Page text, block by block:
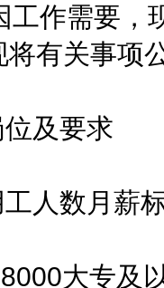
要，现面
有关事项
及要求
数月薪标
大专及以